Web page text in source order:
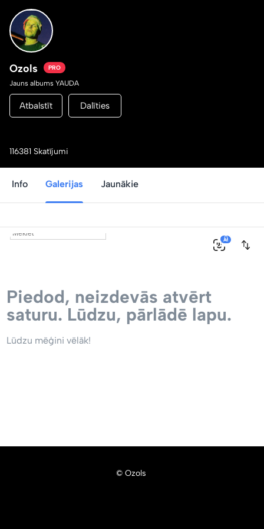
Ozols PRO
Jauns albums YAUDA
Atbalstīt Dalīties
116381 Skatījumi
Info Galerijas Jaunākie
0
AI
Piedod, neizdevās atvērt
saturu. Lūdzu, pārlādē lapu.
Lūdzu mēģini vēlāk!
© Ozols